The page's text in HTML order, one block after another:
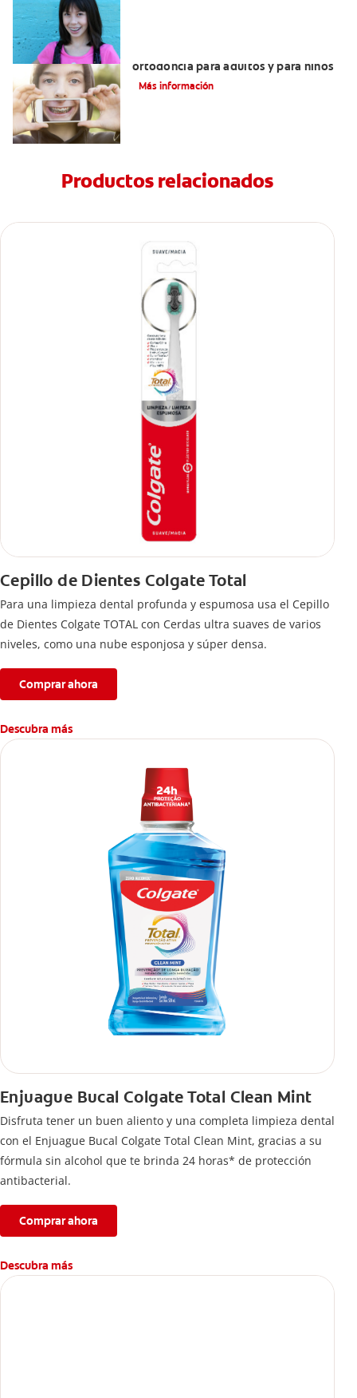
ortodoncia para adultos y para niños
Más información
Productos relacionados
Cepillo de Dientes Colgate Total
Para una limpieza dental profunda y espumosa usa el Cepillo
de Dientes Colgate TOTAL con Cerdas ultra suaves de varios
niveles, como una nube esponjosa y súper densa.
Comprar ahora
Descubra más
Enjuague Bucal Colgate Total Clean Mint
Disfruta tener un buen aliento y una completa limpieza dental
con el Enjuague Bucal Colgate Total Clean Mint, gracias a su
fórmula sin alcohol que te brinda 24 horas* de protección
antibacterial.
Comprar ahora
Descubra más